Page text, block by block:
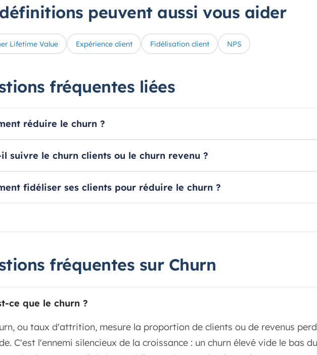
peuvent aussi vous aider
Lifetime Value Expérience client Fidélisation client NPS
fréquentes liées
réduire le churn ?
suivre le churn clients ou le churn revenu ?
fidéliser ses clients pour réduire le churn ?
fréquentes sur Churn
ce que le churn ?
ou taux d'attrition, mesure la proportion de clients ou de revenus
C'est l'ennemi silencieux de la croissance : un churn élevé vide le bas